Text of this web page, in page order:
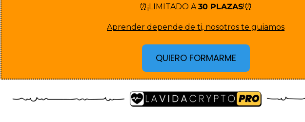
⏰¡LIMITADO A 30 PLAZAS!⏰
Aprender depende de ti, nosotros te guiamos
QUIERO FORMARME